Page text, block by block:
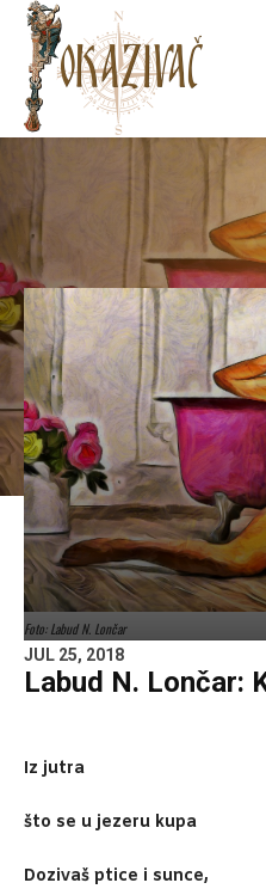
Foto: Labud N. Lončar
JUL 25, 2018
Labud N. Lončar:
Iz jutra
što se u jezeru kupa
Dozivaš ptice i sunce,